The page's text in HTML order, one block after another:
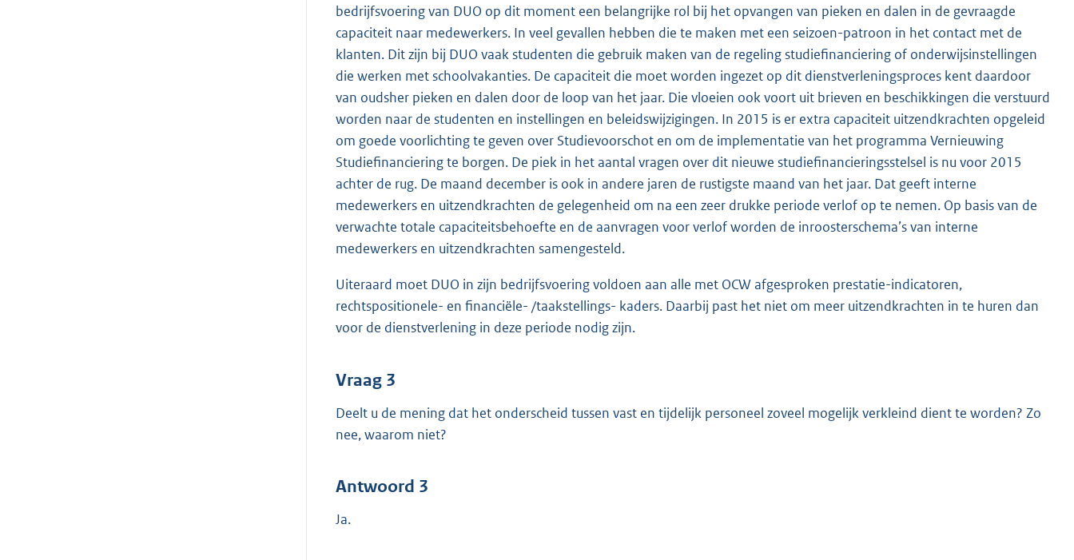
bedrijfsvoering van DUO op dit moment een belangrijke rol bij het opvangen van pieken en dalen in de gevraagde
capaciteit naar medewerkers. In veel gevallen hebben die te maken met een seizoen-patroon in het contact met de
klanten. Dit zijn bij DUO vaak studenten die gebruik maken van de regeling studiefinanciering of onderwijsinstellingen
die werken met schoolvakanties. De capaciteit die moet worden ingezet op dit dienstverleningsproces kent daardoor
van oudsher pieken en dalen door de loop van het jaar. Die vloeien ook voort uit brieven en beschikkingen die verstuurd
worden naar de studenten en instellingen en beleidswijzigingen. In 2015 is er extra capaciteit uitzendkrachten opgeleid
om goede voorlichting te geven over Studievoorschot en om de implementatie van het programma Vernieuwing
Studiefinanciering te borgen. De piek in het aantal vragen over dit nieuwe studiefinancieringsstelsel is nu voor 2015
achter de rug. De maand december is ook in andere jaren de rustigste maand van het jaar. Dat geeft interne
medewerkers en uitzendkrachten de gelegenheid om na een zeer drukke periode verlof op te nemen. Op basis van de
verwachte totale capaciteitsbehoefte en de aanvragen voor verlof worden de inroosterschema’s van interne
medewerkers en uitzendkrachten samengesteld.
Uiteraard moet DUO in zijn bedrijfsvoering voldoen aan alle met OCW afgesproken prestatie-indicatoren,
rechtspositionele- en financiële- /taakstellings- kaders. Daarbij past het niet om meer uitzendkrachten in te huren dan
voor de dienstverlening in deze periode nodig zijn.
Vraag 3
Deelt u de mening dat het onderscheid tussen vast en tijdelijk personeel zoveel mogelijk verkleind dient te worden? Zo
nee, waarom niet?
Antwoord 3
Ja.